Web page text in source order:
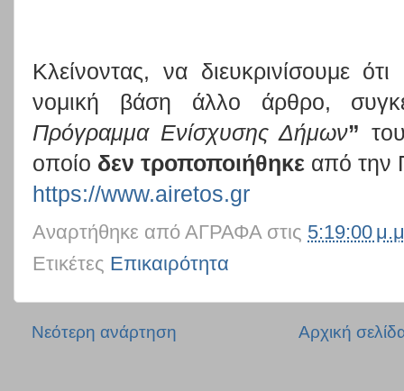
Κλείνοντας, να διευκρινίσουμε
νομική βάση άλλο άρθρο,
Πρόγραμμα Ενίσχυσης Δήμων”
οποίο δεν τροποποιήθηκε από
https://www.airetos.gr
Αναρτήθηκε από ΑΓΡΑΦΑ στις 5:19:00
Ετικέτες Επικαιρότητα
Νεότερη ανάρτηση Αρχική